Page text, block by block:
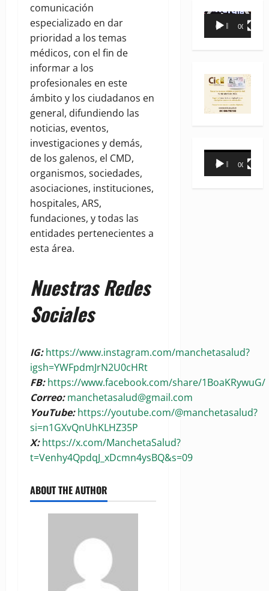
comunicación
especializado en dar
prioridad a los temas
médicos, con el fin de
informar a los
profesionales en este
ámbito y los ciudadanos en
general, difundiendo las
noticias, eventos,
investigaciones y demás,
de los galenos, el CMD,
organismos, sociedades,
asociaciones, instituciones,
hospitales, ARS,
fundaciones, y todas las
entidades pertenecientes a
esta área.
Nuestras Redes
Sociales
IG:https://www.instagram.com/manchetasalud?
igsh=YWFpdmJrN2U0cHRt
FB:https://www.facebook.com/share/1BoaKRywuG/
Correo:manchetasalud@gmail.com
YouTube: https://youtube.com/@manchetasalud?
si=n1GXvQnUhKLHZ35P
X:https://x.com/ManchetaSalud?
t=Venhy4QpdqJ_xDcmn4ysBQ&s=09
ABOUT THE AUTHOR
Reproductor
00:00 00:35
Reproductor
00:00 00:31